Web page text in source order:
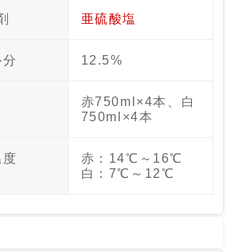
亜硫酸塩
12.5%
赤750ml×4本、白
750ml×4本
度
赤：14℃～16℃
白：7℃～12℃